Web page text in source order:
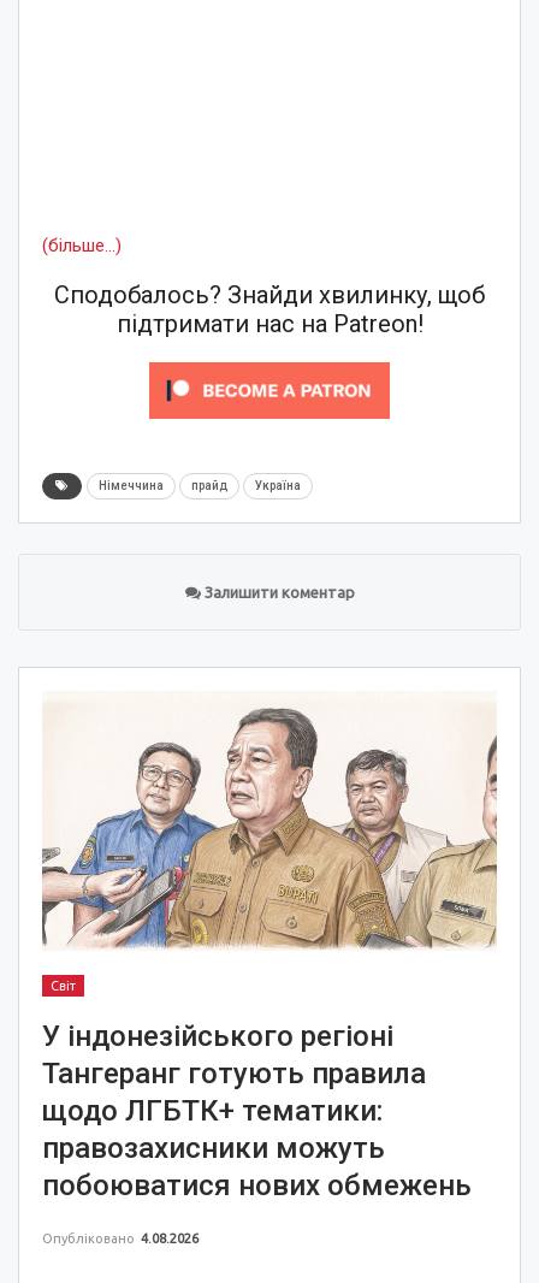
(більше…)
Сподобалось? Знайди хвилинку, щоб
підтримати нас на Patreon!
Німеччина прайд Україна
Залишити коментар
Світ
У індонезійського регіоні
Тангеранг готують правила
щодо ЛГБТК+ тематики:
правозахисники можуть
побоюватися нових обмежень
Опубліковано 4.08.2026